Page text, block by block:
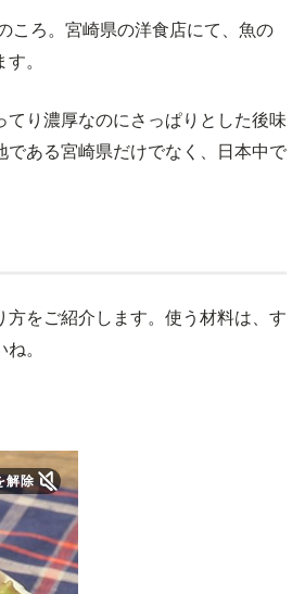
ころ。宮崎県の洋食店にて、魚の
。
り濃厚なのにさっぱりとした後味
ある宮崎県だけでなく、日本中で
をご紹介します。使う材料は、す
。
解除